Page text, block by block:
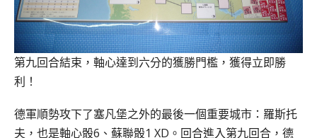
第九回合結束，軸心達到六分的獲勝門檻，獲得立即勝
利！
德軍順勢攻下了塞凡堡之外的最後一個重要城市：羅斯托
夫，也是軸心骰6、蘇聯骰1 XD。回合進入第九回合，德